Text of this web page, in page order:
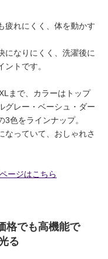
疲れにくく、体を動かす
になりにくく、洗濯後に
トです。
まで、カラーはトップ
グレー・ベーシュ・ダー
色をラインナップ。
なっていて、おしゃれさ
ージはこちら
格でも高機能で
る